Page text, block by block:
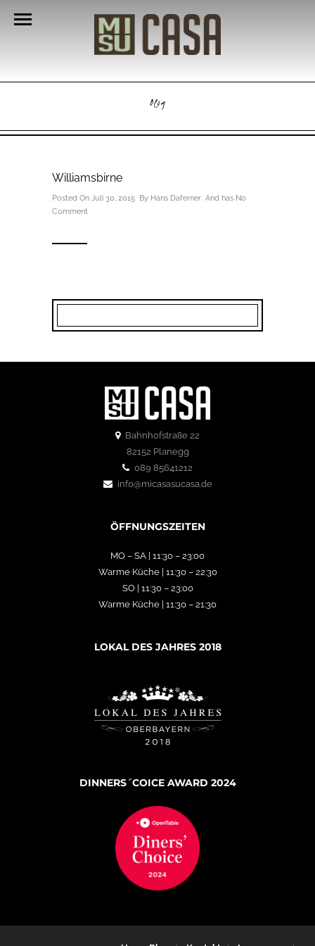
Blog
Williamsbirne
Posted On Juli 30, 2015 By Hans Daferner And has No
Comment
Bahnhofstraße 22
82152 Planegg
089 85641212
info@micasasucasa.de
ÖFFNUNGSZEITEN
MO – SA | 11:30 – 23:00
Warme Küche | 11:30 – 22:30
SO | 11:30 – 23:00
Warme Küche | 11:30 – 21:30
LOKAL DES JAHRES 2018
DINNERS´COICE AWARD 2024